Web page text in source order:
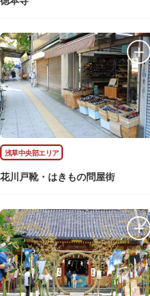
浅草中央部エリア
花川戸靴・はきもの問屋街